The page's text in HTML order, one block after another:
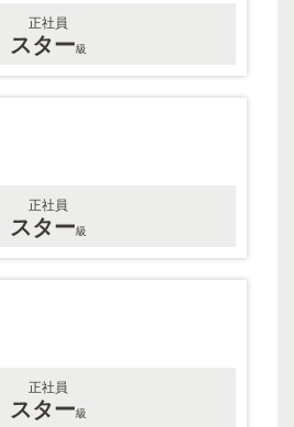
正社員
スター級
正社員
スター級
正社員
スター級